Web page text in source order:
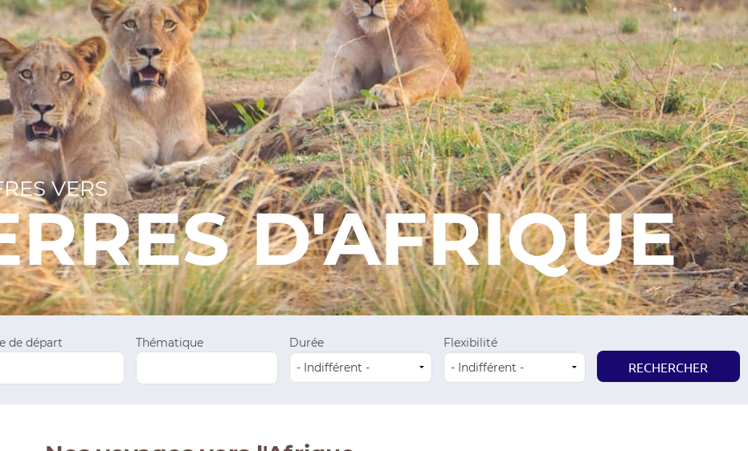
VERS
D'AFRIQUE
de départ Thématique Durée Flexibilité